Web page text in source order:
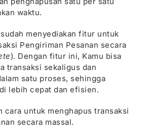
waktu.
menyediakan fitur untuk
Pengiriman Pesanan secara
). Dengan fitur ini, Kamu bisa
transaksi sekaligus dan
satu proses, sehingga
lebih cepat dan efisien.
cara untuk menghapus transaksi
secara massal.